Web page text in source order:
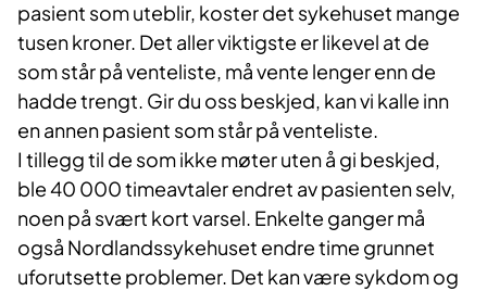
pasient som uteblir, koster det sykehuset mange
tusen kroner. Det aller viktigste er likevel at de
som står på venteliste, må vente lenger enn de
hadde trengt. Gir du oss beskjed, kan vi kalle inn
en annen pasient som står på venteliste.
I tillegg til de som ikke møter uten å gi beskjed,
ble 40 000 timeavtaler endret av pasienten selv,
noen på svært kort varsel. Enkelte ganger må
også Nordlandssykehuset endre time grunnet
uforutsette problemer. Det kan være sykdom og